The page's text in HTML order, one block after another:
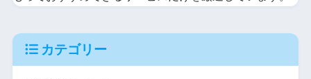
カテゴリー